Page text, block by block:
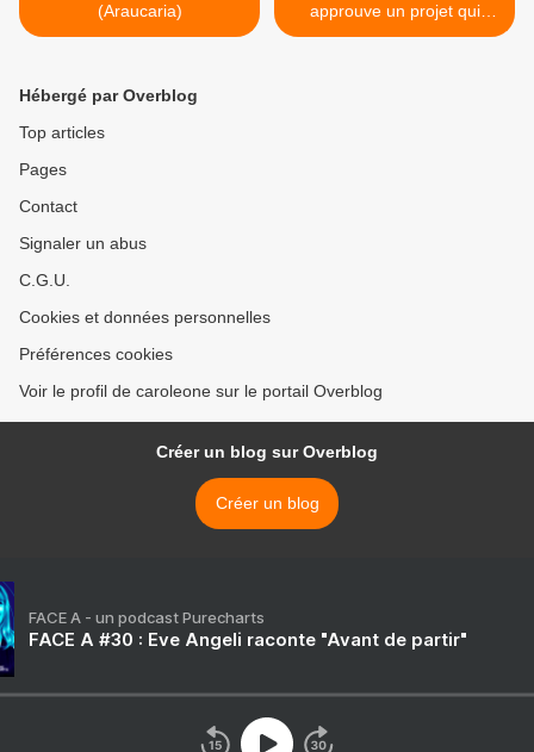
(Araucaria)
approuve un projet qui
permet la dévastation de
Hébergé par Overblog
Top articles
Pages
Contact
Signaler un abus
C.G.U.
Cookies et données personnelles
Préférences cookies
Voir le profil de caroleone sur le portail Overblog
Créer un blog sur Overblog
Créer un blog
FACE A - un podcast Purecharts
FACE A #30 : Eve Angeli raconte "Avant de partir"